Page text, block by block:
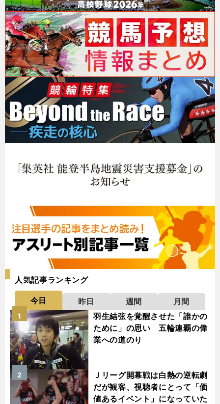
人気記事ランキング
今日 昨日 週間
月間
羽生結弦を覚醒させた「誰かの
ために」の思い 五輪連覇の偉
業への道のり
1
Ｊリーグ開幕戦は白熱の逆転劇
だが観客、視聴者にとって「価
値あるイベント」になっていた
2